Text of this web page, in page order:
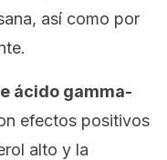
así como por
ácido gamma-
efectos positivos
alto y la